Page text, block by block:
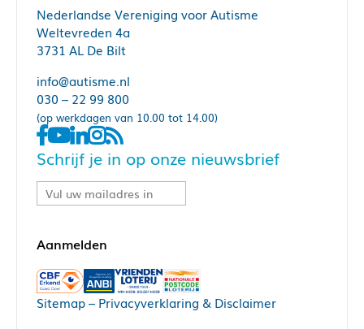
Nederlandse Vereniging voor Autisme
Weltevreden 4a
3731 AL De Bilt
info@autisme.nl
030 – 22 99 800
(op werkdagen van 10.00 tot 14.00)
Schrijf je in op onze nieuwsbrief
Sitemap– Privacyverklaring & Disclaimer